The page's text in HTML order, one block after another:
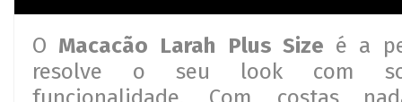
O Macacão Larah Plus Size é a
resolve o seu look com